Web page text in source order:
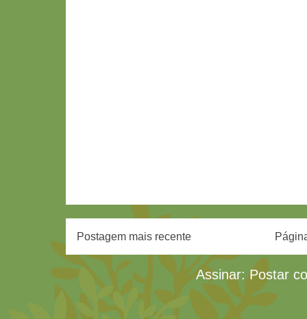
Postagem mais recente
Assinar:Postar